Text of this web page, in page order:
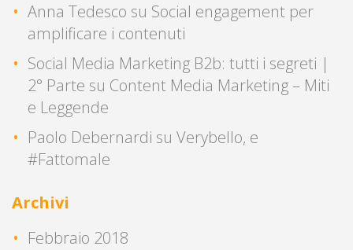
Anna Tedesco su Social engagement per
amplificare i contenuti
Social Media Marketing B2b: tutti i segreti |
2° Parte su Content Media Marketing – Miti
e Leggende
Paolo Debernardi su Verybello, e
#Fattomale
Archivi
Febbraio 2018